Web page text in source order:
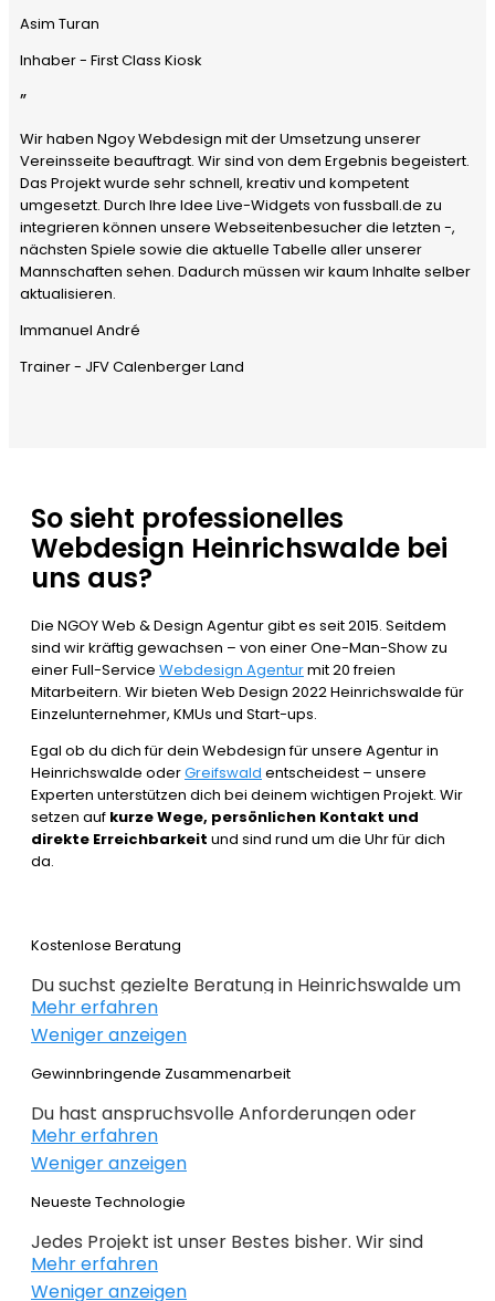
Asim Turan
Inhaber - First Class Kiosk
”
Wir haben Ngoy Webdesign mit der Umsetzung unserer
Vereinsseite beauftragt. Wir sind von dem Ergebnis begeistert.
Das Projekt wurde sehr schnell, kreativ und kompetent
umgesetzt. Durch Ihre Idee Live-Widgets von fussball.de zu
integrieren können unsere Webseitenbesucher die letzten -,
nächsten Spiele sowie die aktuelle Tabelle aller unserer
Mannschaften sehen. Dadurch müssen wir kaum Inhalte selber
aktualisieren.
Immanuel André
Trainer - JFV Calenberger Land
So sieht professionelles
Webdesign Heinrichswalde bei
uns aus?
Die NGOY Web & Design Agentur gibt es seit 2015. Seitdem
sind wir kräftig gewachsen – von einer One-Man-Show zu
einer Full-Service Webdesign Agenturmit 20 freien
Mitarbeitern. Wir bieten Web Design 2022 Heinrichswalde für
Einzelunternehmer, KMUs und Start-ups.
Egal ob du dich für dein Webdesign für unsere Agentur in
Heinrichswalde oderGreifswald entscheidest – unsere
Experten unterstützen dich bei deinem wichtigen Projekt. Wir
setzen auf kurze Wege, persönlichen Kontakt und
direkte Erreichbarkeit und sind rund um die Uhr für dich
da.
Kostenlose Beratung
Du suchst gezielte Beratung in Heinrichswalde um
erfolgreich im Webdesign 2022 zu sein. Wir
beraten dich kostenlos und individuell zu
Webdesign, E-Commerce,
was mit Internet zu tun hat. Du weißt noch nicht
genau wo du bei deiner Online Präsenz anfangen
sollst oder wie es weitergeht, dann bist du genau
bei derrichtigen Agentur
gebracht – nichts unnötiges!
Mehr erfahren
Weniger anzeigen
Gewinnbringende Zusammenarbeit
Du hast anspruchsvolle Anforderungen oder
Ideen und du hast genaue Ziele definiert, die du
erreichen willst? Gemeinsam mit dir planen,
konzipieren und realieren wir dein Projekt. Beim
dem Zufall. Keine intransparente Planung – nur
gewinnbringende Lösungen. Profitieren Sie von
Mehr erfahren
Weniger anzeigen
Neueste Technologie
Jedes Projekt ist unser Bestes bisher. Wir sind
immer auf der Suche nach noch besseren
Mehr erfahren
Weniger anzeigen